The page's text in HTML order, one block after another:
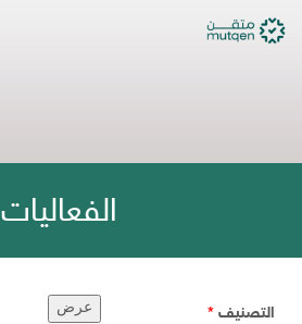
الفعاليات
التصنيف *